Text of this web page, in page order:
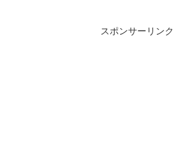
スポンサーリンク